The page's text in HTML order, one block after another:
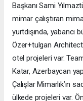
Başkanı Sami
mimar çalıştıran
yurtdışında, yabancı
Özer+tulgan
otel projeleri var.
Katar, Azerbaycan
Çalışlar Mimarlık’ın
ülkede projeleri var.